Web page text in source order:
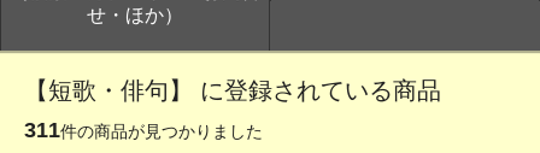
せ・ほか）
【短歌・俳句】 に登録されている商品
311件の商品が見つかりました